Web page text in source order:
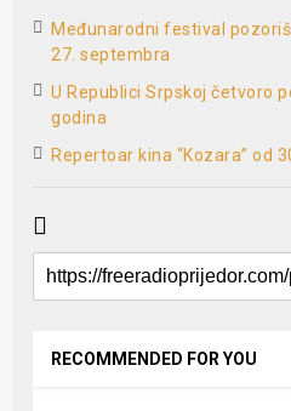
Međunarodni festival
27. septembra
U Republici Srpskoj četvoro
godina
Repertoar kina “Kozara” od
RECOMMENDED FOR YOU